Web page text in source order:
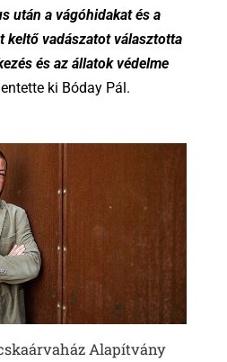
után a vágóhidakat és a
keltő vadászatot választotta
és az állatok védelme
ki Bóday Pál.
Alapítvány